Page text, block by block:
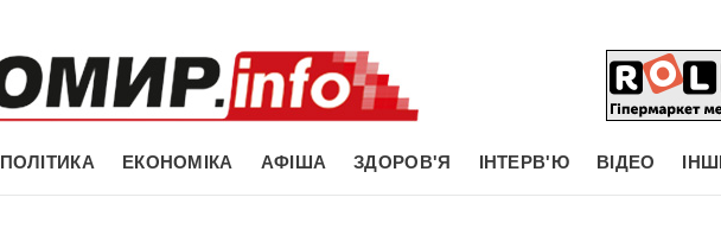
ПОЛІТИКА ЕКОНОМІКА АФІША ЗДОРОВ'Я ІНТЕРВ'Ю ВІДЕО